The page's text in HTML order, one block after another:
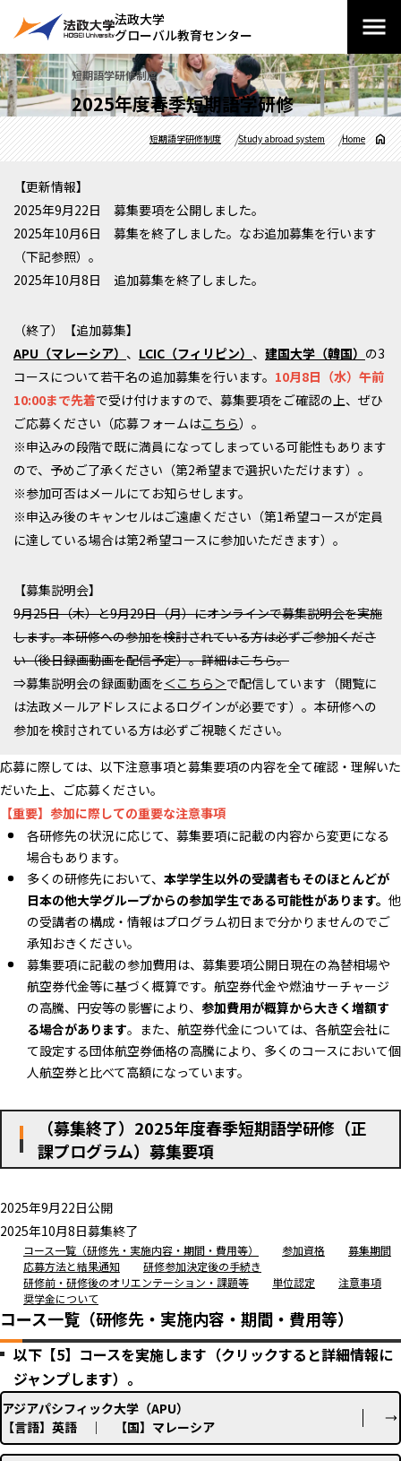
法政大学
グローバル教育センター
短期語学研修制度
2025年度春季短期語学研修
Home
Study abroad system
短期語学研修制度
【更新情報】
2025年9月22日 募集要項を公開しました。
2025年10月6日 募集を終了しました。なお追加募集を行います
（下記参照）。
2025年10月8日 追加募集を終了しました。
（終了）【追加募集】
APU（マレーシア） 、 LCIC（フィリピン） 、 建国大学（韓国） の3
コースについて若干名の追加募集を行います。 10月8日（水）午前
10:00まで先着で受け付けますので、募集要項をご確認の上、ぜひ
ご応募ください（応募フォームはこちら）。
※申込みの段階で既に満員になってしまっている可能性もあります
ので、予めご了承ください（第2希望まで選択いただけます）。
※参加可否はメールにてお知らせします。
※申込み後のキャンセルはご遠慮ください（第1希望コースが定員
に達している場合は第2希望コースに参加いただきます）。
【募集説明会】
9月25日（木）と9月29日（月）にオンラインで募集説明会を実施
します。本研修への参加を検討されている方は必ずご参加くださ
い（後日録画動画を配信予定）。詳細はこちら。
⇒募集説明会の録画動画を＜こちら＞で配信しています（閲覧に
は法政メールアドレスによるログインが必要です）。本研修への
参加を検討されている方は必ずご視聴ください。
応募に際しては、以下注意事項と募集要項の内容を全て確認・理解いた
だいた上、ご応募ください。
【重要】参加に際しての重要な注意事項
各研修先の状況に応じて、募集要項に記載の内容から変更になる
場合もあります。
多くの研修先において、 本学学生以外の受講者もそのほとんどが
日本の他大学グループからの参加学生である可能性があります。 他
の受講者の構成・情報はプログラム初日まで分かりませんのでご
承知おきください。
募集要項に記載の参加費用は、募集要項公開日現在の為替相場や
航空券代金等に基づく概算です。航空券代金や燃油サーチャージ
の高騰、円安等の影響により、 参加費用が概算から大きく増額す
る場合があります。また、航空券代金については、各航空会社に
て設定する団体航空券価格の高騰により、多くのコースにおいて個
人航空券と比べて高額になっています。
（募集終了）2025年度春季短期語学研修（正
課プログラム）募集要項
2025年9月22日公開
2025年10月8日募集終了
コース一覧（研修先・実施内容・期間・費用等） 参加資格
募集期間
応募方法と結果通知
研修参加決定後の手続き
研修前・研修後のオリエンテーション・課題等
単位認定
注意事項
奨学金について
コース一覧（研修先・実施内容・期間・費用等）
以下【5】コースを実施します（クリックすると詳細情報に
ジャンプします）。
アジアパシフィック大学（APU）
【言語】英語 ｜ 【国】マレーシア